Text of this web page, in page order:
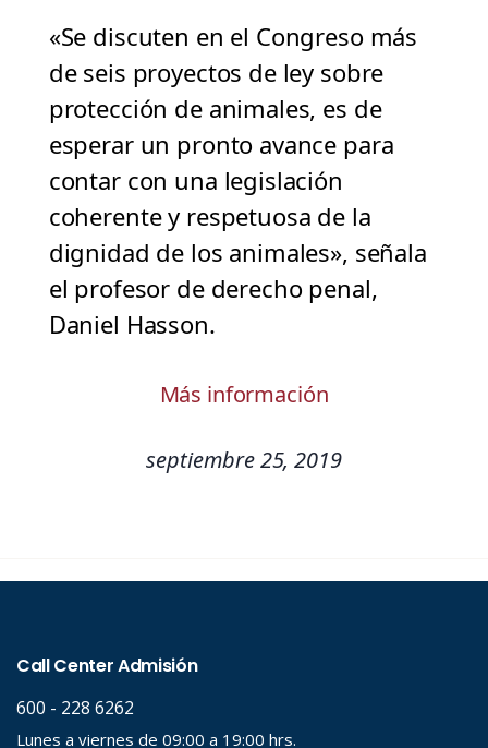
«Se discuten en el Congreso más
de seis proyectos de ley sobre
protección de animales, es de
esperar un pronto avance para
contar con una legislación
coherente y respetuosa de la
dignidad de los animales», señala
el profesor de derecho penal,
Daniel Hasson.
Más información
septiembre 25, 2019